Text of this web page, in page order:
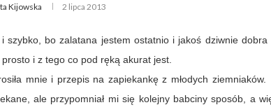
Kijowska 2 lipca 2013
szybko, bo zalatana jestem ostatnio i jakoś dziwnie
prosto i z tego co pod ręką akurat jest.
mnie i przepis na zapiekankę z młodych
ale przypomniał mi się kolejny babciny sposób, a